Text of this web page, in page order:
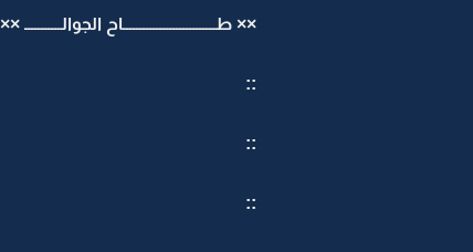
×× طــــــــــــــــــــــــــــاح الجوالـــــــــــ ××
::
::
::